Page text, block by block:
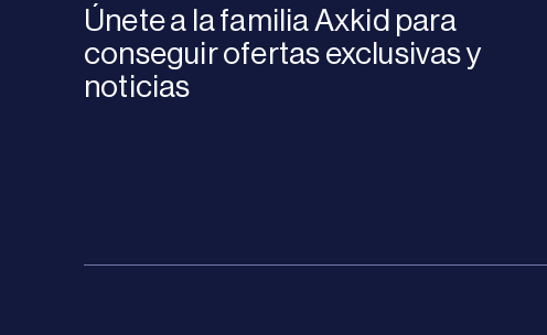
Únete a la familia Axkid para
conseguir ofertas exclusivas y
noticias